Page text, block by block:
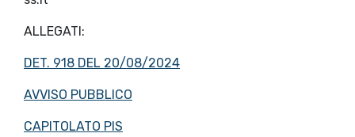
ALLEGATI:
DET. 918 DEL 20/08/2024
AVVISO PUBBLICO
CAPITOLATO PIS